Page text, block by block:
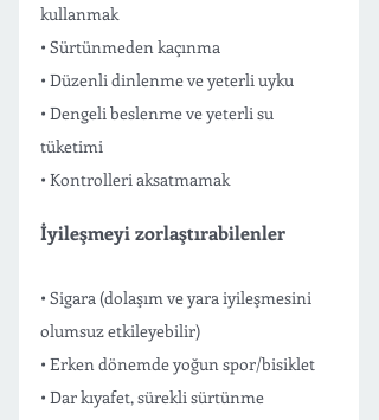
kullanmak
• Sürtünmeden kaçınma
• Düzenli dinlenme ve yeterli uyku
• Dengeli beslenme ve yeterli su
tüketimi
• Kontrolleri aksatmamak
İyileşmeyi zorlaştırabilenler
• Sigara (dolaşım ve yara iyileşmesini
olumsuz etkileyebilir)
• Erken dönemde yoğun spor/bisiklet
• Dar kıyafet, sürekli sürtünme